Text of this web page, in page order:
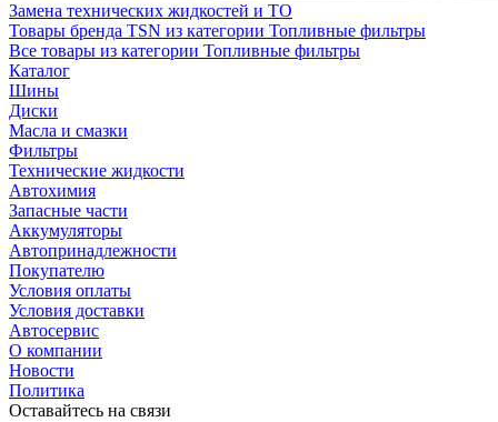
Замена технических жидкостей и ТО
Товары бренда TSN из категории Топливные фильтры
Все товары из категории Топливные фильтры
Каталог
Шины
Диски
Масла и смазки
Фильтры
Технические жидкости
Автохимия
Запасные части
Аккумуляторы
Автопринадлежности
Покупателю
Условия оплаты
Условия доставки
Автосервис
О компании
Новости
Политика
Оставайтесь на связи